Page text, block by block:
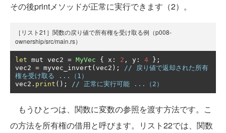
その後printメソッドが正常に実行できます（2）。
［リスト21］関数の戻り値で所有権を受け取る例（p008-
ownership/src/main.rs）
let mut vec2 = MyVec { x : 2 , y : 4
};
vec2 = myvec_invert ( vec2 );
// 戻り値で返却された所有
権を受け取る ...（1）
vec2 . print (); // 正常に実行可能 ...（2）
もうひとつは、関数に変数の参照を渡す方法です。こ
の方法を所有権の借用と呼びます。リスト22では、関数